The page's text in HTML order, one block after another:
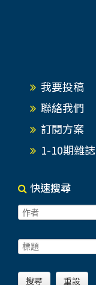
我要投稿
聯絡我們
訂閱方案
1-10期雜誌
快速搜尋